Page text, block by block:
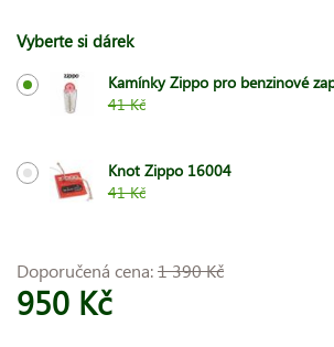
Vyberte si dárek
Kamínky Zippo pro benzinové
41 Kč
Knot Zippo 16004
41 Kč
Doporučená cena:1 390 Kč
950 Kč